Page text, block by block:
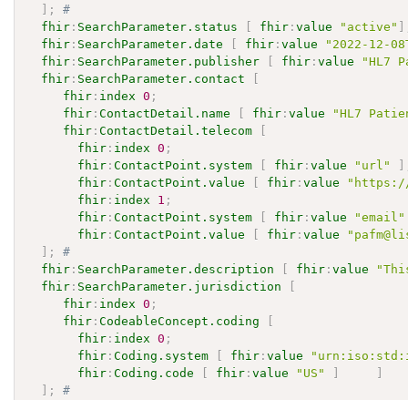
;
#
fhir : SearchParameter.status fhir :value "active"
fhir : SearchParameter.date fhir :value
"2022-12-
fhir : SearchParameter.publisher fhir :value
"HL7
fhir : SearchParameter.contact
fhir : index 0 ;
fhir :ContactDetail.name fhir :value
"HL7
fhir :ContactDetail.telecom
fhir : index 0 ;
fhir :ContactPoint.system fhir :value "url"
fhir :ContactPoint.value fhir :value
"https://
fhir : index 1 ;
fhir :ContactPoint.system fhir :value
"email"
fhir :ContactPoint.value fhir :value
;
#
fhir : SearchParameter.description fhir :value
fhir : SearchParameter.jurisdiction
fhir : index 0 ;
fhir :CodeableConcept.coding
fhir : index 0 ;
fhir :Coding.system fhir :value
fhir :Coding.code fhir :value "US"
;
#